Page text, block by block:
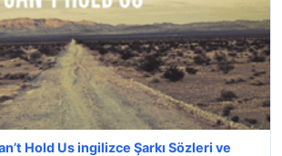
Hold Us ingilizce Şarkı Sözleri ve